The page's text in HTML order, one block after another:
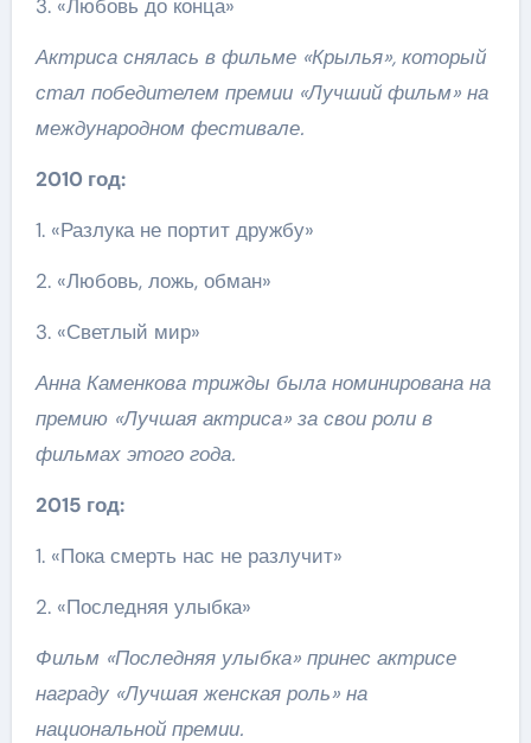
3. «Любовь до конца»
Актриса снялась в фильме «Крылья», который
стал победителем премии «Лучший фильм» на
международном фестивале.
2010 год:
1. «Разлука не портит дружбу»
2. «Любовь, ложь, обман»
3. «Светлый мир»
Анна Каменкова трижды была номинирована на
премию «Лучшая актриса» за свои роли в
фильмах этого года.
2015 год:
1. «Пока смерть нас не разлучит»
2. «Последняя улыбка»
Фильм «Последняя улыбка» принес актрисе
награду «Лучшая женская роль» на
национальной премии.